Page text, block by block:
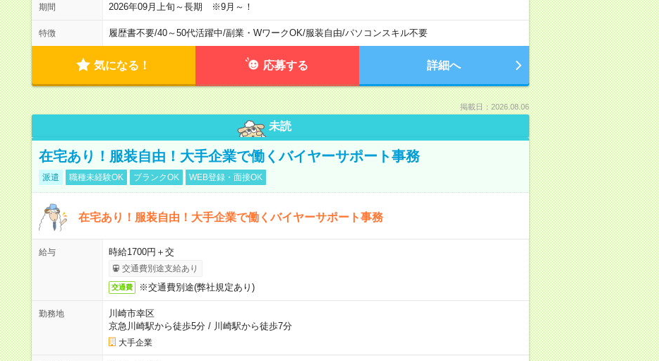
期間 2026年09月上旬～長期 ※9月～！
特徴 履歴書不要/40～50代活躍中/副業・WワークOK/服装自由/パソコンスキル不要
気になる！ 応募する 詳細へ
掲載日：2026.08.06
未読
在宅あり！服装自由！大手企業で働くバイヤーサポート事務
派遣 職種未経験OK ブランクOK WEB登録・面接OK
在宅あり！服装自由！大手企業で働くバイヤーサポート事務
給与 時給1700円＋交
交通費別途支給あり
交通費 ※交通費別途(弊社規定あり)
勤務地
川崎市幸区
京急川崎駅から徒歩5分/ 川崎駅から徒歩7分
大手企業